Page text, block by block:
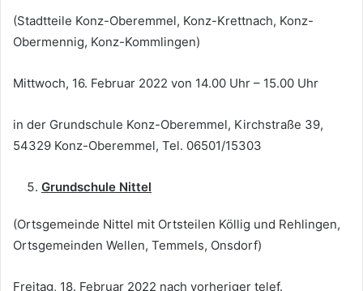
(Stadtteile Konz-Oberemmel, Konz-Krettnach, Konz-
Obermennig, Konz-Kommlingen)
Mittwoch, 16. Februar 2022 von 14.00 Uhr – 15.00 Uhr
in der Grundschule Konz-Oberemmel, Kirchstraße 39,
54329 Konz-Oberemmel, Tel. 06501/15303
Grundschule Nittel
(Ortsgemeinde Nittel mit Ortsteilen Köllig und Rehlingen,
Ortsgemeinden Wellen, Temmels, Onsdorf)
Freitag, 18. Februar 2022 nach vorheriger telef.